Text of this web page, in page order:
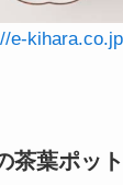
e-kihara.co.jp
茶葉ポット